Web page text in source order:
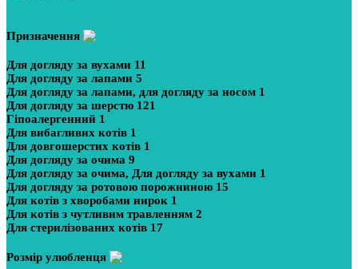
Призначення
Для догляду за вухами 11
Для догляду за лапами 5
Для догляду за лапами, для догляду за носом 1
Для догляду за шерстю 121
Гіпоалергенний 1
Для вибагливих котів 1
Для довгошерстих котів 1
Для догляду за очима 9
Для догляду за очима, Для догляду за вухами 1
Для догляду за ротовою порожниною 15
Для котів з хворобами нирок 1
Для котів з чутливим травленням 2
Для стерилізованих котів 17
Розмір улюбленця